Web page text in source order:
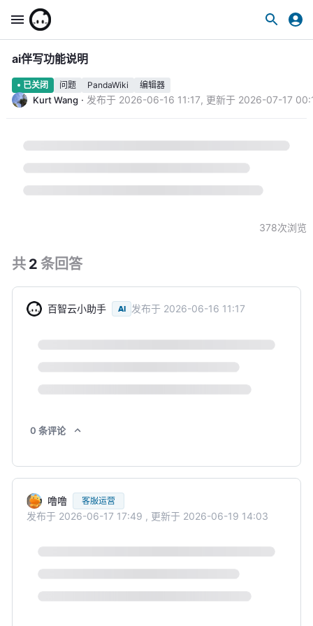
ai伴写功能说明
已关闭 问题 PandaWiki 编辑器
Kurt Wang · 发布于 2026-06-16 11:17, 更新于 2026-07-17
378次浏览
共 2 条回答
百智云小助手 AI 发布于 2026-06-16 11:17
0 条评论
噜噜 客服运营
发布于 2026-06-17 17:49 , 更新于 2026-06-19 14:03